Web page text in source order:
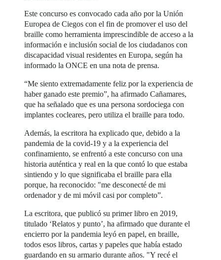
Este concurso es convocado cada año por la Unión
Europea de Ciegos con el fin de promover el uso del
braille como herramienta imprescindible de acceso a la
información e inclusión social de los ciudadanos con
discapacidad visual residentes en Europa, según ha
informado la ONCE en una nota de prensa.
“Me siento extremadamente feliz por la experiencia de
haber ganado este premio”, ha afirmado Cañamares,
que ha señalado que es una persona sordociega con
implantes cocleares, pero utiliza el braille para todo.
Además, la escritora ha explicado que, debido a la
pandemia de la covid-19 y a la experiencia del
confinamiento, se enfrentó a este concurso con una
historia auténtica y real en la que contó lo que estaba
sintiendo y lo que significaba el braille para ella
porque, ha reconocido: "me desconecté de mi
ordenador y de mi móvil casi por completo”.
La escritora, que publicó su primer libro en 2019,
titulado ‘Relatos y punto’, ha afirmado que durante el
encierro por la pandemia leyó en papel, en braille,
todos esos libros, cartas y papeles que había estado
guardando en su armario durante años. "Y recé el